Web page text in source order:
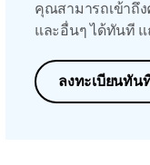
คุณสามารถเข้าถึ
และอื่นๆ ได้ทันที แ
ลงทะเบียนทัน